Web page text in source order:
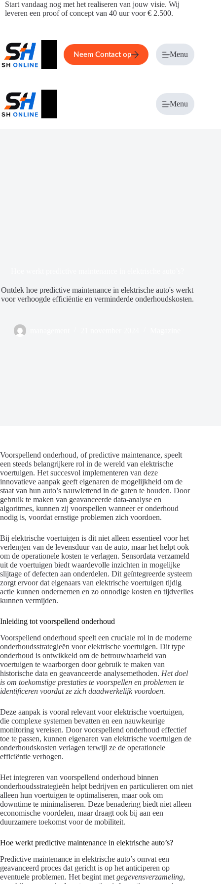
Ga
naar
Start vandaag nog met het realiseren van jouw visie. Wij
leveren een proof of concept van 40 uur voor € 2.500.
Home Service Over ons
Neem Contact op Menu
Menu
Ontdek hoe predictive maintenance in elektrische auto's werkt
voor verhoogde efficiëntie en verminderde onderhoudskosten.
Voorspellend onderhoud, of predictive maintenance, speelt
een steeds belangrijkere rol in de wereld van elektrische
voertuigen. Het succesvol implementeren van deze
innovatieve aanpak geeft eigenaren de mogelijkheid om de
staat van hun auto’s nauwlettend in de gaten te houden. Door
gebruik te maken van geavanceerde data-analyse en
algoritmes, kunnen zij voorspellen wanneer er onderhoud
nodig is, voordat ernstige problemen zich voordoen.
Bij elektrische voertuigen is dit niet alleen essentieel voor het
verlengen van de levensduur van de auto, maar het helpt ook
om de operationele kosten te verlagen. Sensordata verzameld
uit de voertuigen biedt waardevolle inzichten in mogelijke
slijtage of defecten aan onderdelen. Dit geïntegreerde systeem
zorgt ervoor dat eigenaars van elektrische voertuigen tijdig
actie kunnen ondernemen en zo onnodige kosten en tijdverlies
kunnen vermijden.
Inleiding tot voorspellend onderhoud
Voorspellend onderhoud speelt een cruciale rol in de moderne
onderhoudsstrategieën voor elektrische voertuigen. Dit type
onderhoud is ontwikkeld om de betrouwbaarheid van
voertuigen te waarborgen door gebruik te maken van
historische data en geavanceerde analysemethoden. Het doel
is om toekomstige prestaties te voorspellen en problemen te
identificeren voordat ze zich daadwerkelijk voordoen.
Deze aanpak is vooral relevant voor elektrische voertuigen,
die complexe systemen bevatten en een nauwkeurige
monitoring vereisen. Door voorspellend onderhoud effectief
toe te passen, kunnen eigenaren van elektrische voertuigen de
onderhoudskosten verlagen terwijl ze de operationele
efficiëntie verhogen.
Het integreren van voorspellend onderhoud binnen
onderhoudsstrategieën helpt bedrijven en particulieren om niet
alleen hun voertuigen te optimaliseren, maar ook om
downtime te minimaliseren. Deze benadering biedt niet alleen
economische voordelen, maar draagt ook bij aan een
duurzamere toekomst voor de mobiliteit.
Hoe werkt predictive maintenance in elektrische auto’s?
Predictive maintenance in elektrische auto’s omvat een
geavanceerd proces dat gericht is op het anticiperen op
eventuele problemen. Het begint met gegevensverzameling,